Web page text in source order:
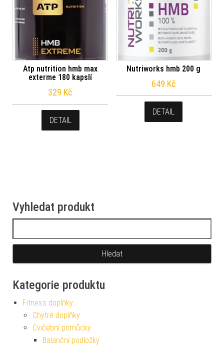
Atp nutrition hmb max
exterme 180 kapslí
329 Kč
DETAIL
Nutriworks hmb 200 g
649 Kč
DETAIL
Vyhledat produkt
Kategorie produktu
Fitness doplňky
Chytré doplňky
Cvičební pomůcky
Balanční podložky